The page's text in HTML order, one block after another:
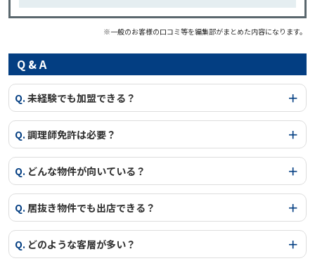
※一般のお客様の口コミ等を編集部がまとめた内容になります。
Q & A
Q. 未経験でも加盟できる？
Q. 調理師免許は必要？
Q. どんな物件が向いている？
Q. 居抜き物件でも出店できる？
Q. どのような客層が多い？